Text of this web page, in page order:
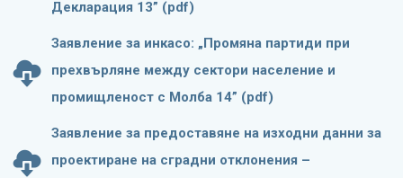
Декларация 13” (pdf)
Заявление за инкасо: „Промяна партиди при
прехвърляне между сектори население и
промищленост с Молба 14” (pdf)
Заявление за предоставяне на изходни данни за
проектиране на сградни отклонения –